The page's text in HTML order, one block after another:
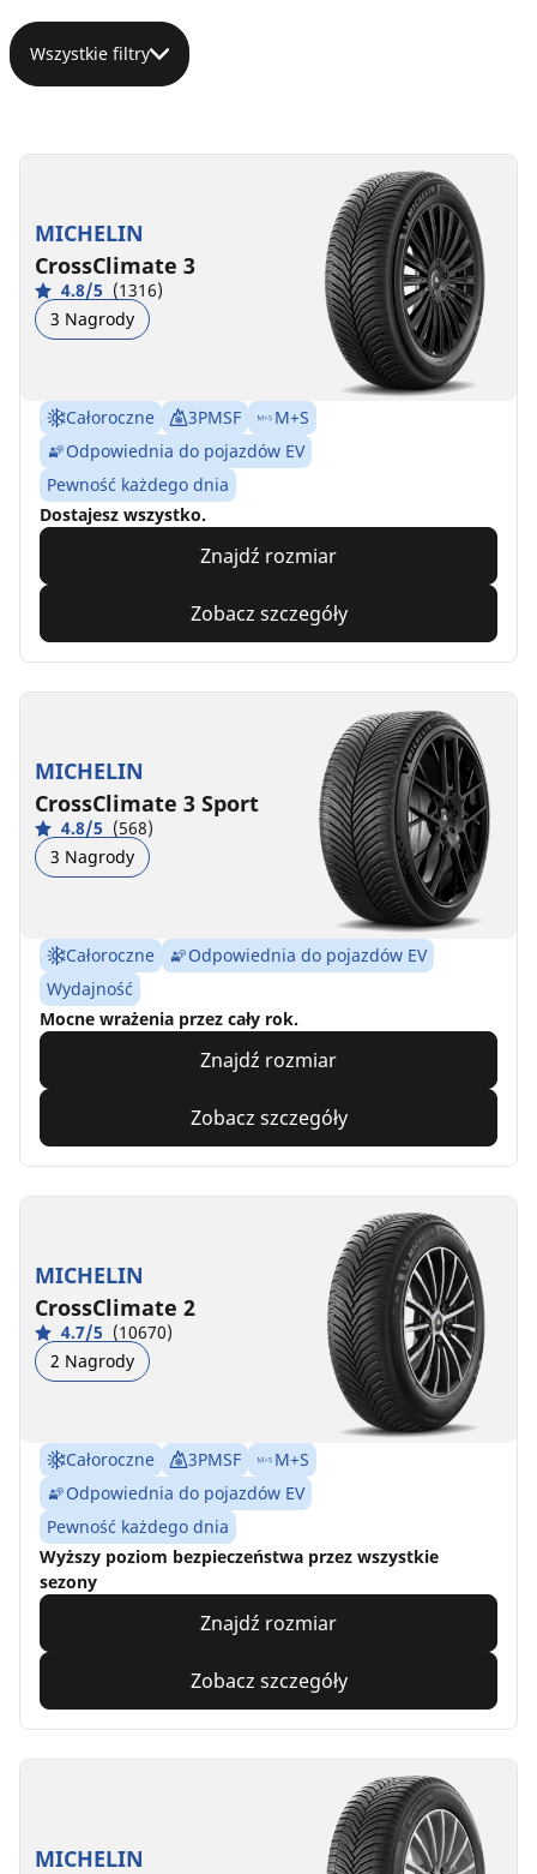
Wszystkie filtry
MICHELIN
CrossClimate 3
4.8/5 (1316)
3 Nagrody
Całoroczne 3PMSF
M+S
Odpowiednia do pojazdów EV
Pewność każdego dnia
Dostajesz wszystko.
Znajdź rozmiar
Zobacz szczegóły
MICHELIN
CrossClimate 3 Sport
4.8/5 (568)
3 Nagrody
Całoroczne
Odpowiednia do pojazdów EV
Wydajność
Mocne wrażenia przez cały rok.
Znajdź rozmiar
Zobacz szczegóły
MICHELIN
CrossClimate 2
4.7/5 (10670)
2 Nagrody
Całoroczne 3PMSF
M+S
Odpowiednia do pojazdów EV
Pewność każdego dnia
Wyższy poziom bezpieczeństwa przez wszystkie
sezony
Znajdź rozmiar
Zobacz szczegóły
MICHELIN